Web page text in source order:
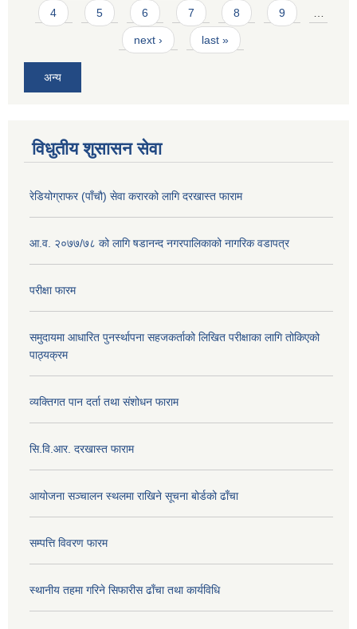
4 5 6 7 8 9 …
next › last »
अन्य
विधुतीय शुसासन सेवा
रेडियोग्राफर (पाँचौ) सेवा करारको लागि दरखास्त फाराम
आ.व. २०७७/७८ को लागि षडानन्द नगरपालिकाको नागरिक वडापत्र
परीक्षा फारम
समुदायमा आधारित पुनर्स्थापना सहजकर्ताको लिखित परीक्षाका लागि तोकिएको
पाठ्यक्रम
व्यक्तिगत पान दर्ता तथा संशोधन फाराम
सि.वि.आर. दरखास्त फाराम
आयोजना सञ्चालन स्थलमा राखिने सूचना बोर्डको ढाँचा
सम्पत्ति विवरण फारम
स्थानीय तहमा गरिने सिफारीस ढाँचा तथा कार्यविधि